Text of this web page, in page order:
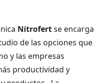
Nitrofertse encarga
de las opciones que
y las empresas
productividad y